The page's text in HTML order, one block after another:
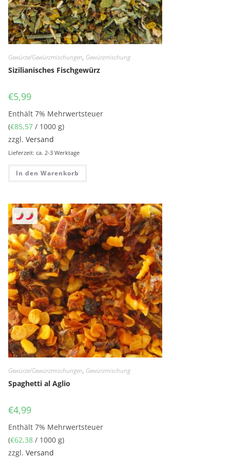
Gewürze/Gewürzmischungen, Gewürzmischung
Sizilianisches Fischgewürz
€5,99
Enthält 7% Mehrwertsteuer
(€85,57 / 1000 g)
zzgl.Versand
Lieferzeit: ca. 2-3 Werktage
In den Warenkorb
Gewürze/Gewürzmischungen, Gewürzmischung
Spaghetti al Aglio
€4,99
Enthält 7% Mehrwertsteuer
(€62,38 / 1000 g)
zzgl.Versand